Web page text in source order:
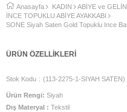
Anasayfa KADIN
ABİYE ve GELİN
İNCE TOPUKLU ABİYE AYAKKABI
SONE Siyah Saten Gold Topuklu İnce
ÜRÜN ÖZELLIKLERI
Stok Kodu (113-2275-1-SIYAH SATEN)
Ürün Rengi: Siyah
Dış Materyal : Tekstil